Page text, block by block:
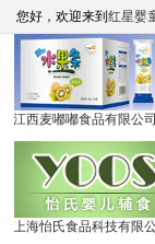
您好，欢迎来到 红星婴
江西麦嘟嘟食品有限公司
上海怡氏食品科技有限